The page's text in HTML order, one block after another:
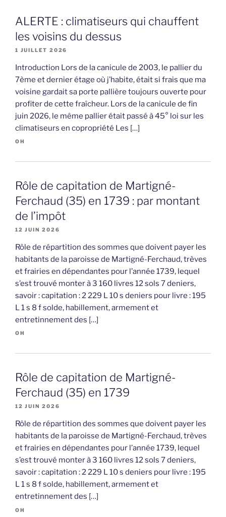
ALERTE : climatiseurs qui chauffent
les voisins du dessus
1 JUILLET 2026
Introduction Lors de la canicule de 2003, le pallier du
7ème et dernier étage où j’habite, était si frais que ma
voisine gardait sa porte pallière toujours ouverte pour
profiter de cette fraîcheur. Lors de la canicule de fin
juin 2026, le même pallier était passé à 45° loi sur les
climatiseurs en copropriété Les […]
OH
Rôle de capitation de Martigné-
Ferchaud (35) en 1739 : par montant
de l’impôt
12 JUIN 2026
Rôle de répartition des sommes que doivent payer les
habitants de la paroisse de Martigné-Ferchaud, trèves
et frairies en dépendantes pour l’année 1739, lequel
s’est trouvé monter à 3 160 livres 12 sols 7 deniers,
savoir : capitation : 2 229 L 10 s deniers pour livre : 195
L 1 s 8 f solde, habillement, armement et
entretinnement des […]
OH
Rôle de capitation de Martigné-
Ferchaud (35) en 1739
12 JUIN 2026
Rôle de répartition des sommes que doivent payer les
habitants de la paroisse de Martigné-Ferchaud, trèves
et frairies en dépendantes pour l’année 1739, lequel
s’est trouvé monter à 3 160 livres 12 sols 7 deniers,
savoir : capitation : 2 229 L 10 s deniers pour livre : 195
L 1 s 8 f solde, habillement, armement et
entretinnement des […]
OH